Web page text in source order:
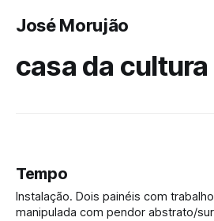
José Morujão
casa da cultura
Tempo
Instalação. Dois painéis com
manipulada com pendor abstrato/